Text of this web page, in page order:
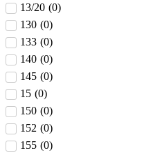
13/20 (0)
130 (0)
133 (0)
140 (0)
145 (0)
15 (0)
150 (0)
152 (0)
155 (0)